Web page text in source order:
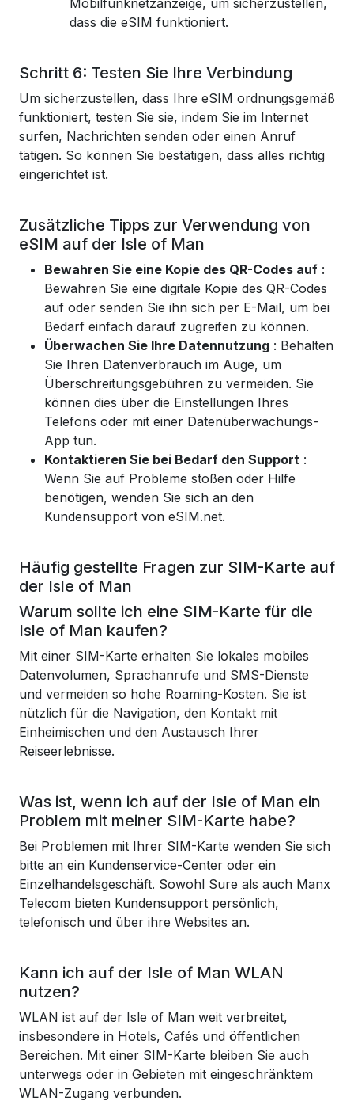
Mobilfunknetzanzeige, um sicherzustellen,
dass die eSIM funktioniert.
Schritt 6: Testen Sie Ihre Verbindung
Um sicherzustellen, dass Ihre eSIM ordnungsgemäß
funktioniert, testen Sie sie, indem Sie im Internet
surfen, Nachrichten senden oder einen Anruf
tätigen. So können Sie bestätigen, dass alles richtig
eingerichtet ist.
Zusätzliche Tipps zur Verwendung von
eSIM auf der Isle of Man
Bewahren Sie eine Kopie des QR-Codes auf :
Bewahren Sie eine digitale Kopie des QR-Codes
auf oder senden Sie ihn sich per E-Mail, um bei
Bedarf einfach darauf zugreifen zu können.
Überwachen Sie Ihre Datennutzung : Behalten
Sie Ihren Datenverbrauch im Auge, um
Überschreitungsgebühren zu vermeiden. Sie
können dies über die Einstellungen Ihres
Telefons oder mit einer Datenüberwachungs-
App tun.
Kontaktieren Sie bei Bedarf den Support :
Wenn Sie auf Probleme stoßen oder Hilfe
benötigen, wenden Sie sich an den
Kundensupport von eSIM.net.
Häufig gestellte Fragen zur SIM-Karte auf
der Isle of Man
Warum sollte ich eine SIM-Karte für die
Isle of Man kaufen?
Mit einer SIM-Karte erhalten Sie lokales mobiles
Datenvolumen, Sprachanrufe und SMS-Dienste
und vermeiden so hohe Roaming-Kosten. Sie ist
nützlich für die Navigation, den Kontakt mit
Einheimischen und den Austausch Ihrer
Reiseerlebnisse.
Was ist, wenn ich auf der Isle of Man ein
Problem mit meiner SIM-Karte habe?
Bei Problemen mit Ihrer SIM-Karte wenden Sie sich
bitte an ein Kundenservice-Center oder ein
Einzelhandelsgeschäft. Sowohl Sure als auch Manx
Telecom bieten Kundensupport persönlich,
telefonisch und über ihre Websites an.
Kann ich auf der Isle of Man WLAN
nutzen?
WLAN ist auf der Isle of Man weit verbreitet,
insbesondere in Hotels, Cafés und öffentlichen
Bereichen. Mit einer SIM-Karte bleiben Sie auch
unterwegs oder in Gebieten mit eingeschränktem
WLAN-Zugang verbunden.